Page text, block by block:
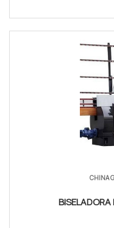
CHINA
BISELADORA